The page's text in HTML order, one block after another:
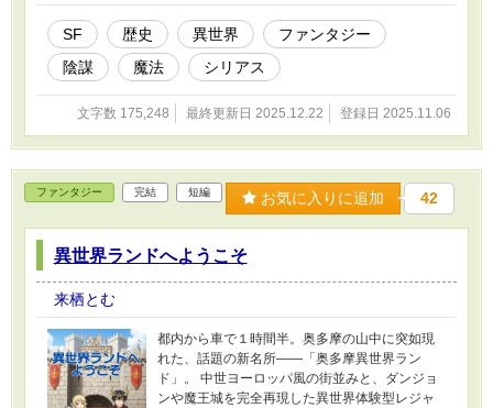
く。
SF 歴史 異世界
ファンタジー
陰謀
魔法 シリアス
文字数 175,248 最終更新日 2025.12.22 登録日 2025.11.06
ファンタジー 完結 短編 お気に入りに追加 42
異世界ランドへようこそ
来栖とむ
都内から車で１時間半。奥多摩の山中に突如現
れた、話題の新名所――「奥多摩異世界ラン
ド」。 中世ヨーロッパ風の街並みと、ダンジョ
ンや魔王城を完全再現した異世界体験型レジャ